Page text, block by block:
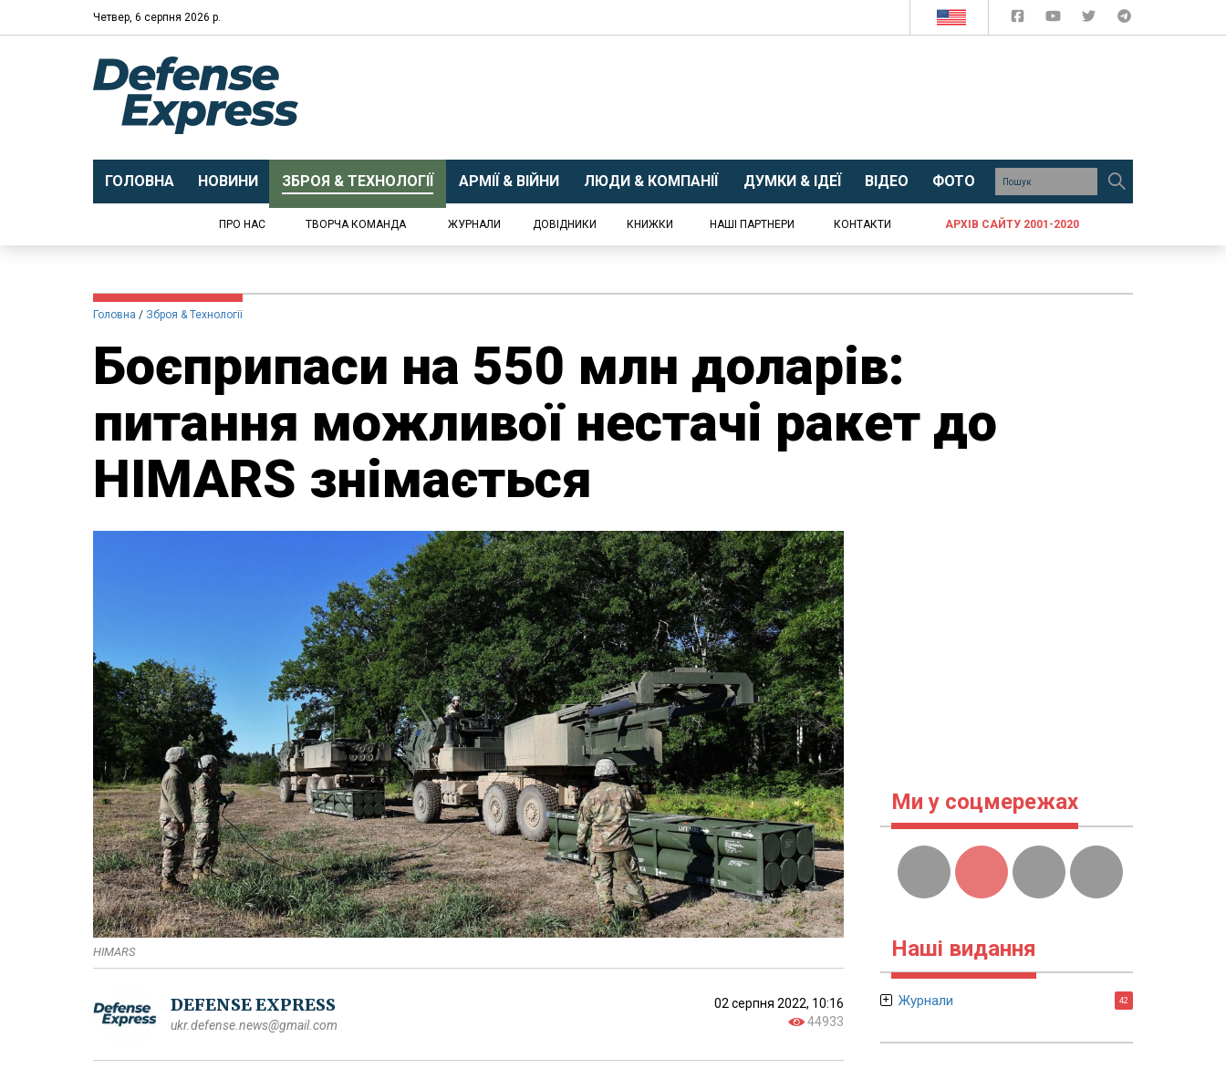
Четвер, 6 серпня 2026 р.
ГОЛОВНА НОВИНИ ЗБРОЯ & ТЕХНОЛОГІЇ АРМІЇ & ВІЙНИ ЛЮДИ & КОМПАНІЇ ДУМКИ & ІДЕЇ ВІДЕО ФОТО
ПРО НАС ТВОРЧА КОМАНДА ЖУРНАЛИ ДОВІДНИКИ КНИЖКИ НАШІ ПАРТНЕРИ КОНТАКТИ АРХІВ САЙТУ 2001-2020
Головна Зброя & Технології
Боєприпаси на 550 млн доларів:
питання можливої нестачі ракет до
HIMARS знімається
HIMARS
DEFENSE EXPRESS
ukr.defense.news@gmail.com
02 серпня 2022, 10:16
44933
Ми у соцмережах
Наші видання
Журнали 42